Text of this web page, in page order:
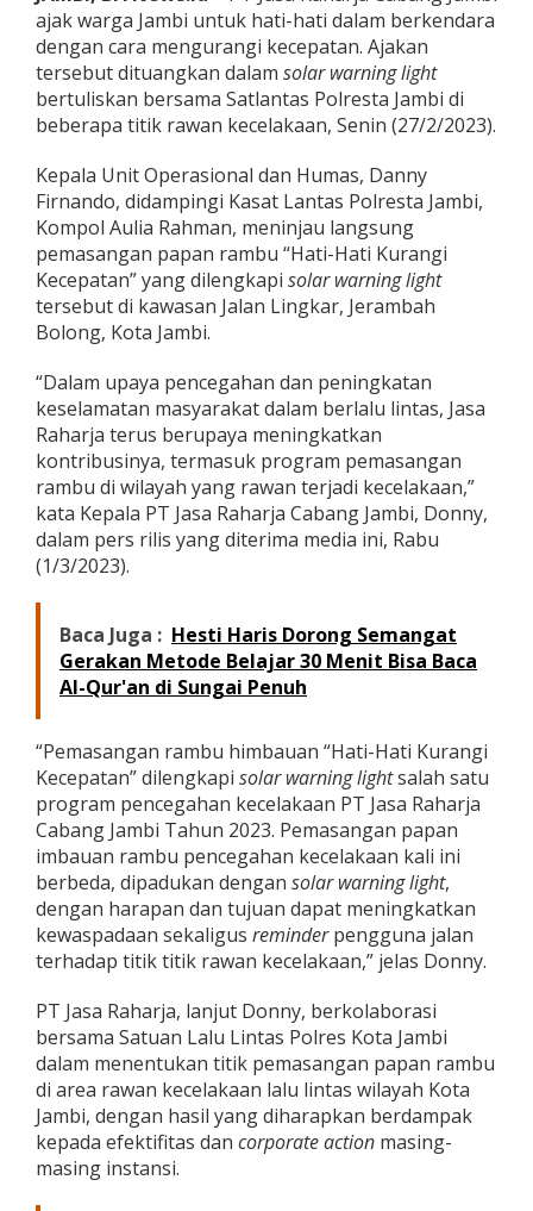
o
l
r
e
s
t
a
m
b
i
P
a
s
a
g
o
a
r
W
a
r
g
L
i
g
"
H
a
t
i
-
h
a
t
i
u
r
a
n
g
K
e
c
ajak warga Jambi untuk hati-hati dalam berkendara
dengan cara mengurangi kecepatan. Ajakan
tersebut dituangkan dalam solar warning light
bertuliskan bersama Satlantas Polresta Jambi di
beberapa titik rawan kecelakaan, Senin (27/2/2023).
Kepala Unit Operasional dan Humas, Danny
Firnando, didampingi Kasat Lantas Polresta Jambi,
Kompol Aulia Rahman, meninjau langsung
pemasangan papan rambu “Hati-Hati Kurangi
Kecepatan” yang dilengkapi solar warning light
tersebut di kawasan Jalan Lingkar, Jerambah
Bolong, Kota Jambi.
“Dalam upaya pencegahan dan peningkatan
keselamatan masyarakat dalam berlalu lintas, Jasa
Raharja terus berupaya meningkatkan
kontribusinya, termasuk program pemasangan
rambu di wilayah yang rawan terjadi kecelakaan,”
kata Kepala PT Jasa Raharja Cabang Jambi, Donny,
dalam pers rilis yang diterima media ini, Rabu
(1/3/2023).
Baca Juga : Hesti Haris Dorong Semangat
Gerakan Metode Belajar 30 Menit Bisa Baca
Al-Qur'an di Sungai Penuh
“Pemasangan rambu himbauan “Hati-Hati Kurangi
Kecepatan” dilengkapi solar warning lightsalah satu
program pencegahan kecelakaan PT Jasa Raharja
Cabang Jambi Tahun 2023. Pemasangan papan
imbauan rambu pencegahan kecelakaan kali ini
berbeda, dipadukan dengan solar warning light,
dengan harapan dan tujuan dapat meningkatkan
kewaspadaan sekaligus reminderpengguna jalan
terhadap titik titik rawan kecelakaan,” jelas Donny.
PT Jasa Raharja, lanjut Donny, berkolaborasi
bersama Satuan Lalu Lintas Polres Kota Jambi
dalam menentukan titik pemasangan papan rambu
di area rawan kecelakaan lalu lintas wilayah Kota
Jambi, dengan hasil yang diharapkan berdampak
kepada efektifitas dan corporate action masing-
masing instansi.